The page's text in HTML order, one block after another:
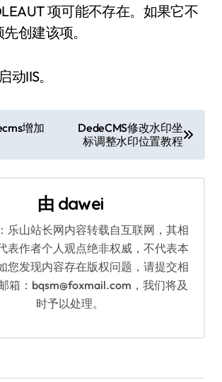
项可能不存在。如果它不
创建该项。
IIS。
增加
DedeCMS修改水印坐
标调整水印位置教程
由 dawei
乐山站长网内容转载自互联网，其相
表作者个人观点绝非权威，不代表本
您发现内容存在版权问题，请提交相
箱：bqsm@foxmail.com，我们将及
时予以处理。